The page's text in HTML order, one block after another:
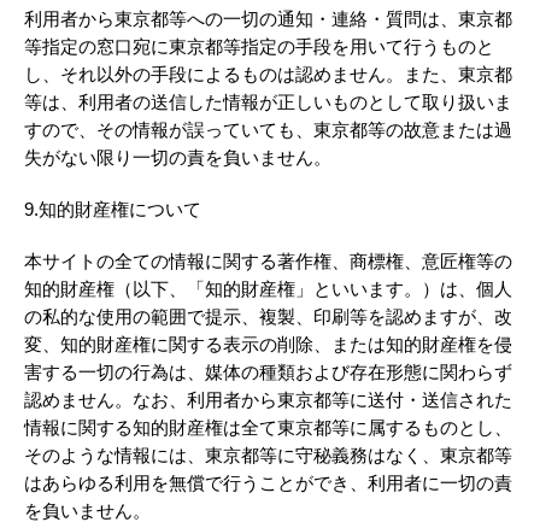
利用者から東京都等への一切の通知・連絡・質問は、東京都
等指定の窓口宛に東京都等指定の手段を用いて行うものと
し、それ以外の手段によるものは認めません。また、東京都
等は、利用者の送信した情報が正しいものとして取り扱いま
すので、その情報が誤っていても、東京都等の故意または過
失がない限り一切の責を負いません。
9.知的財産権について
本サイトの全ての情報に関する著作権、商標権、意匠権等の
知的財産権（以下、「知的財産権」といいます。）は、個人
の私的な使用の範囲で提示、複製、印刷等を認めますが、改
変、知的財産権に関する表示の削除、または知的財産権を侵
害する一切の行為は、媒体の種類および存在形態に関わらず
認めません。なお、利用者から東京都等に送付・送信された
情報に関する知的財産権は全て東京都等に属するものとし、
そのような情報には、東京都等に守秘義務はなく、東京都等
はあらゆる利用を無償で行うことができ、利用者に一切の責
を負いません。